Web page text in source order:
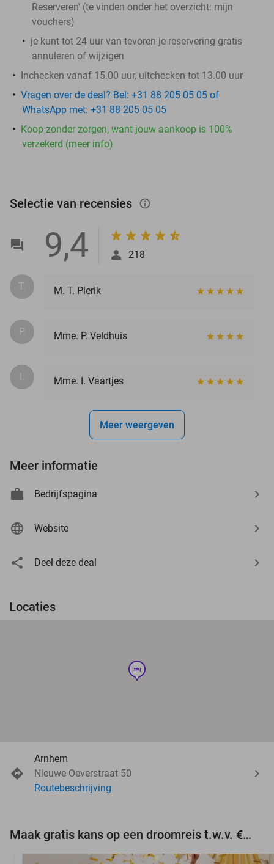
Reserveren' (te vinden onder het overzicht: mijn
vouchers)
je kunt tot 24 uur van tevoren je reservering gratis
annuleren of wijzigen
Inchecken vanaf 15.00 uur, uitchecken tot 13.00 uur
Vragen over de deal? Bel: +31 88 205 05 05 of
WhatsApp met: +31 88 205 05 05
Koop zonder zorgen, want jouw aankoop is 100%
verzekerd (meer info)
Selectie van recensies info_outlined
9,4 218
T. M. T. Pierik
P. Mme. P. Veldhuis
I. Mme. I. Vaartjes
Meer weergeven
Meer informatie
Bedrijfspagina
Website
Deel deze deal
Locaties
hotel
Arnhem
Nieuwe Oeverstraat 50
Routebeschrijving
Maak gratis kans op een droomreis t.w.v. €3.000!